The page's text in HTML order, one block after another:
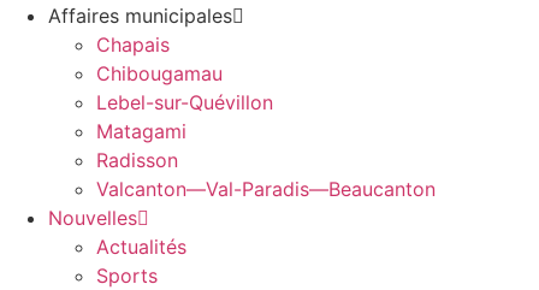
Affaires municipales
Chapais
Chibougamau
Lebel-sur-Quévillon
Matagami
Radisson
Valcanton—Val-Paradis—Beaucanton
Nouvelles
Actualités
Sports